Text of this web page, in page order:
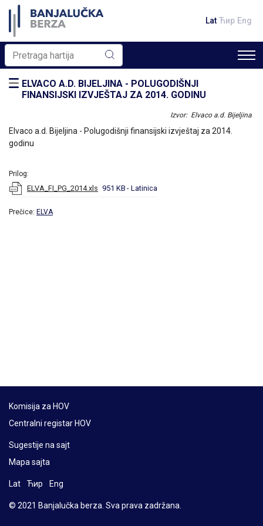
Lat Ћир Eng
ELVACO A.D. BIJELJINA - POLUGODIŠNJI
FINANSIJSKI IZVJEŠTAJ ZA 2014. GODINU
Izvor: Elvaco a.d. Bijeljina
Elvaco a.d. Bijeljina - Polugodišnji finansijski izvještaj za 2014.
godinu
Prilog:
ELVA_FI_PG_2014.xls 951 KB - Latinica
Prečice: ELVA
Komisija za HOV
Centralni registar HOV
Sugestije na sajt
Mapa sajta
Lat Ћир Eng
© 2021 Banjalučka berza. Sva prava zadržana.